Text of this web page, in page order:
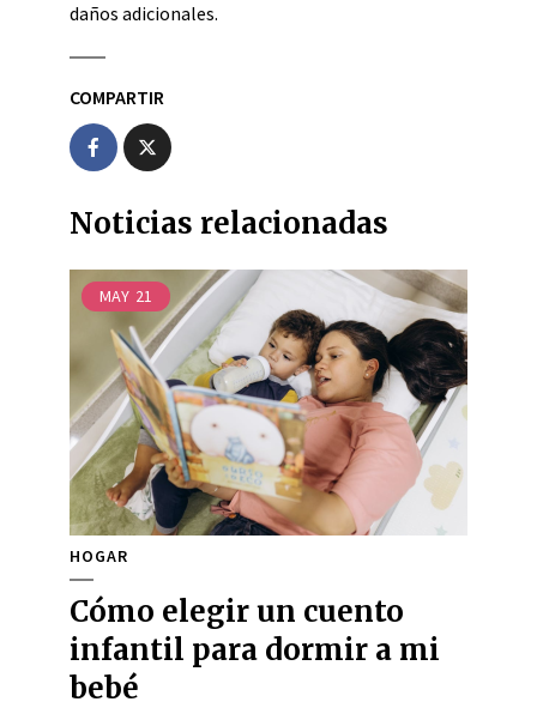
daños adicionales.
COMPARTIR
Noticias relacionadas
MAY 21
HOGAR
Cómo elegir un cuento
infantil para dormir a mi
bebé